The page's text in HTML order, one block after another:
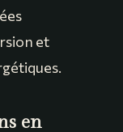
et
en